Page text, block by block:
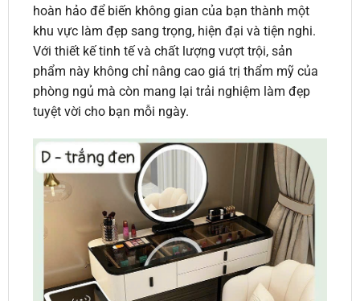
hoàn hảo để biến không gian của bạn thành một
khu vực làm đẹp sang trọng, hiện đại và tiện nghi.
Với thiết kế tinh tế và chất lượng vượt trội, sản
phẩm này không chỉ nâng cao giá trị thẩm mỹ của
phòng ngủ mà còn mang lại trải nghiệm làm đẹp
tuyệt vời cho bạn mỗi ngày.